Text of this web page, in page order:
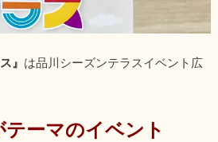
』 は品川シーズンテラスイベント広
テーマのイベント